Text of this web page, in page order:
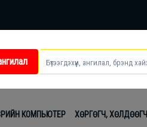
КОМПЬЮТЕР ХӨРГӨГЧ, ХӨЛДӨӨГЧ